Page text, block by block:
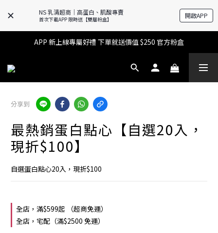
NS 乳清超商｜高蛋白、肌酸專賣
首次下載APP 限時送【雙層粉盒】 開啟APP
🔥滿$599【超商取貨免運】下單再送2%購物金+點數‼️
🔥滿$599【超商取貨免運】下單再送2%購物金+點數‼️
APP 新上線專屬好禮 下單就送價值 $250 官方粉盒
👉 乳清超商保障｜7 天鑑賞・免費退換貨
分享到
最熱銷蛋白點心【自選20入，
現折$100】
自選蛋白點心20入，現折$100
全店，滿$599起 （超商免運）
全店，宅配（滿$2500 免運）